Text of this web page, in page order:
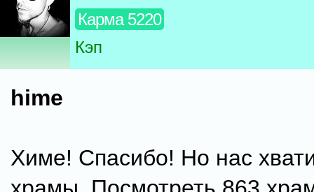
Карма 5220
Кэп
hime
Химе! Спасибо! Но нас